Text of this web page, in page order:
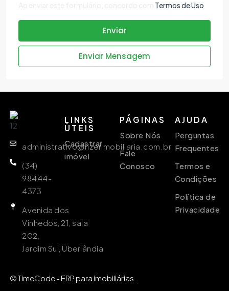
Termos de Uso
Enviar
Enviar Mensagem
administrativo@rizerimobiliaria.com.br
(34)
98444-
4373
Avenida dos
Vinhedos, 21, sala
202,
Jardim Sul, Uberlândia
LINKS
ÙTEIS
Cadastrar
imóvel
PÁGINAS
Sobre Nós
Fale
Conosco
AJUDA
Perguntas
Frequentes
Termos e
Condições
Política de
Privacidade
© TimeCode - ERP para imobiliárias.